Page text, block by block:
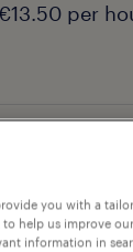
per
&
you with a
help us improve
information in